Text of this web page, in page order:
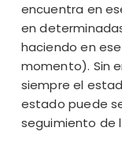
encuentra en
en
haciendo en
momento). Sin
siempre el
estado puede
seguimiento de